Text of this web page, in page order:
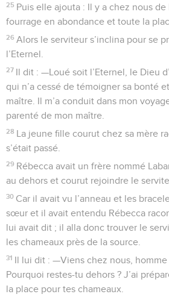
25 Puis elle ajouta : Il y a chez nous
fourrage en abondance et toute la
26 Alors le serviteur s’inclina pour se
l’Eternel.
27 Il dit : —Loué soit l’Eternel, le Dieu
qui n’a cessé de témoigner sa bonté
maître. Il m’a conduit dans mon
parenté de mon maître.
28 La jeune fille courut chez sa mère
s’était passé.
29 Rébecca avait un frère nommé
au dehors et courut rejoindre le
30 Car il avait vu l’anneau et les
sœur et il avait entendu Rébecca
lui avait dit ; il alla donc trouver le
les chameaux près de la source.
31 Il lui dit : —Viens chez nous, homme
Pourquoi restes-tu dehors ? J’ai
la place pour tes chameaux.